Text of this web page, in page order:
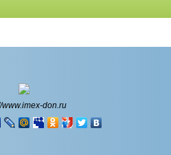
www.imex-don.ru